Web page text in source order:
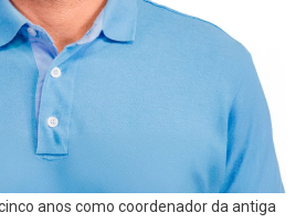
anos como coordenador da antiga